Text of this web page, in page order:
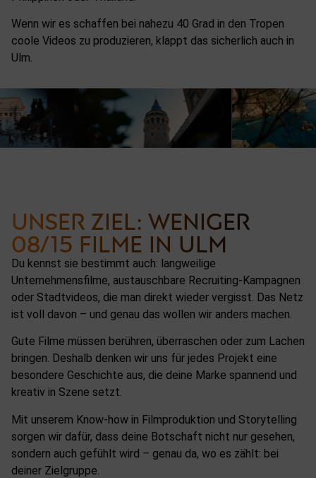
Wenn wir es schaffen bei nahezu 40 Grad in den Tropen
coole Videos zu produzieren, klappt das sicherlich auch in
Ulm.
UNSER ZIEL: WENIGER
08/15 FILME IN ULM
Du kennst sie bestimmt auch: langweilige
Unternehmensfilme, austauschbare Recruiting-Kampagnen
oder Stadtvideos, die man direkt wieder vergisst. Das Netz
ist voll davon – und genau das wollen wir anders machen.
Gute Filme müssen berühren, überraschen oder zum Lachen
bringen. Deshalb denken wir uns für jedes Projekt eine
besondere Geschichte aus, die deine Marke spannend und
kreativ in Szene setzt.
Mit unserem Know-how in Filmproduktion und Storytelling
sorgen wir dafür, dass deine Botschaft nicht nur gesehen,
sondern auch gefühlt wird – genau da, wo es zählt: bei
deiner Zielgruppe.